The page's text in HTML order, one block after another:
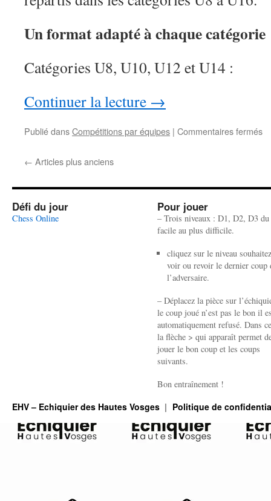
Un format adapté à chaque catégorie
Catégories U8, U10, U12 et U14 :
Continuer la lecture →
Publié dansCompétitions par équipes | Commentaires fermés
en
:
de
la
← Articles plus anciens
Défi du jour
Chess Online
Pour jouer
– Trois niveaux : D1, D2, D3
facile au plus difficile.
cliquez sur le niveau
voir ou revoir le dernier coup
l’adversaire.
– Déplacez la pièce sur
le coup joué n’est pas le bon il
automatiquement refusé. Dans
la flèche > qui apparaît permet
jouer le bon coup et les coups
suivants.
Bon entraînement !
EHV – Echiquier des Hautes Vosges Politique de